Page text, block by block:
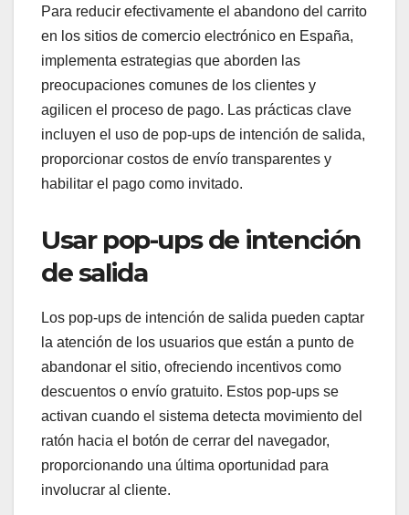
Para reducir efectivamente el abandono del carrito
en los sitios de comercio electrónico en España,
implementa estrategias que aborden las
preocupaciones comunes de los clientes y
agilicen el proceso de pago. Las prácticas clave
incluyen el uso de pop-ups de intención de salida,
proporcionar costos de envío transparentes y
habilitar el pago como invitado.
Usar pop-ups de intención
de salida
Los pop-ups de intención de salida pueden captar
la atención de los usuarios que están a punto de
abandonar el sitio, ofreciendo incentivos como
descuentos o envío gratuito. Estos pop-ups se
activan cuando el sistema detecta movimiento del
ratón hacia el botón de cerrar del navegador,
proporcionando una última oportunidad para
involucrar al cliente.